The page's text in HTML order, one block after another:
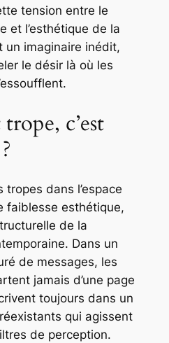
tension entre le
et l’esthétique de la
un imaginaire inédit,
le désir là où les
c’est
tropes dans l’espace
faiblesse esthétique,
de la
Dans un
de messages, les
jamais d’une page
toujours dans un
qui agissent
de perception.